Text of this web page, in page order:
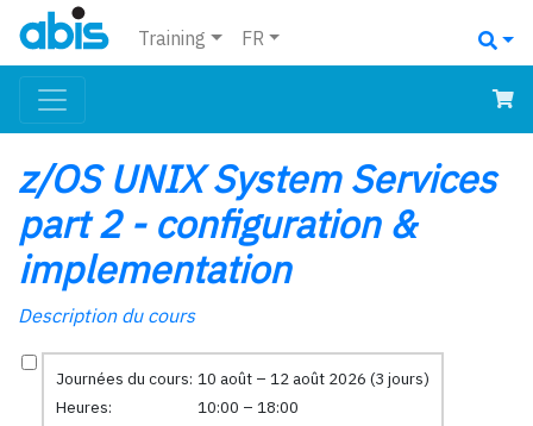
Training FR
z/OS UNIX System Services
part 2 - configuration &
implementation
Description du cours
Journées du cours: 10 août – 12 août 2026 (3 jours)
Heures:
10:00 – 18:00